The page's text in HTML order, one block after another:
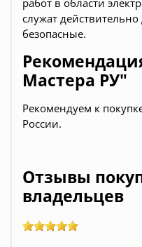
работ в области
служат
безопасные.
Мастера РУ"
Рекомендуем к
России.
Отзывы
владельцев